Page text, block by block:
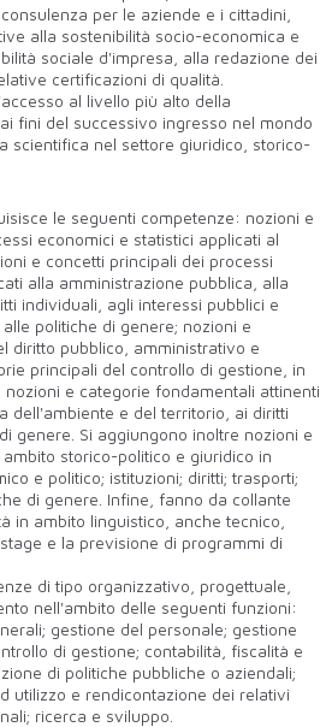
per le aziende e i cittadini,
alla sostenibilità socio-economica e
sociale d'impresa, alla redazione dei
certificazioni di qualità.
al livello più alto della
fini del successivo ingresso nel mondo
scientifica nel settore giuridico, storico-
le seguenti competenze: nozioni e
economici e statistici applicati al
e concetti principali dei processi
alla amministrazione pubblica, alla
individuali, agli interessi pubblici e
politiche di genere; nozioni e
diritto pubblico, amministrativo e
principali del controllo di gestione, in
e categorie fondamentali attinenti
dell'ambiente e del territorio, ai diritti
genere. Si aggiungono inoltre nozioni e
storico-politico e giuridico in
e politico; istituzioni; diritti; trasporti;
di genere. Infine, fanno da collante
in ambito linguistico, anche tecnico,
e la previsione di programmi di
di tipo organizzativo, progettuale,
nell'ambito delle seguenti funzioni:
gestione del personale; gestione
di gestione; contabilità, fiscalità e
di politiche pubbliche o aziendali;
utilizzo e rendicontazione dei relativi
ricerca e sviluppo.